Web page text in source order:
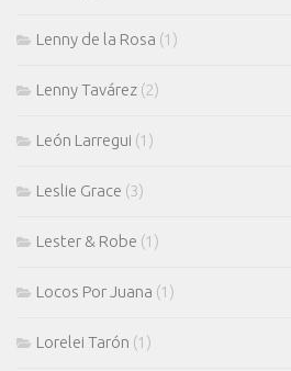
Lenny de la Rosa (1)
Lenny Tavárez (2)
León Larregui (1)
Leslie Grace (3)
Lester & Robe (1)
Locos Por Juana (1)
Lorelei Tarón (1)